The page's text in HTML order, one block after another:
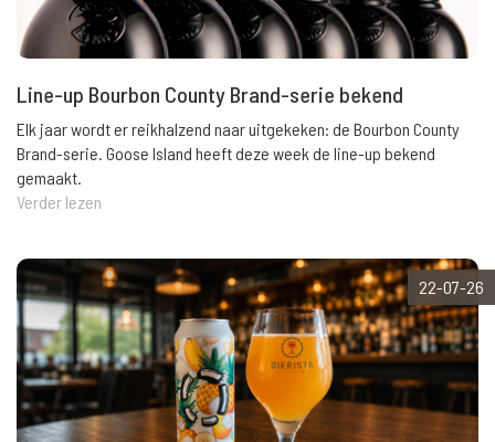
Line-up Bourbon County Brand-serie bekend
Elk jaar wordt er reikhalzend naar uitgekeken: de Bourbon County
Brand-serie. Goose Island heeft deze week de line-up bekend
gemaakt.
Verder lezen
22-07-26